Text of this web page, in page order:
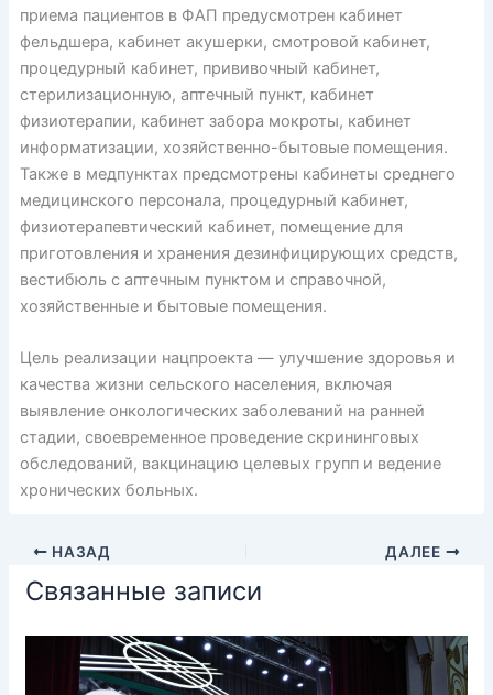
приема пациентов в ФАП предусмотрен кабинет
фельдшера, кабинет акушерки, смотровой кабинет,
процедурный кабинет, прививочный кабинет,
стерилизационную, аптечный пункт, кабинет
физиотерапии, кабинет забора мокроты, кабинет
информатизации, хозяйственно-бытовые помещения.
Также в медпунктах предсмотрены кабинеты среднего
медицинского персонала, процедурный кабинет,
физиотерапевтический кабинет, помещение для
приготовления и хранения дезинфицирующих средств,
вестибюль с аптечным пунктом и справочной,
хозяйственные и бытовые помещения.
Цель реализации нацпроекта — улучшение здоровья и
качества жизни сельского населения, включая
выявление онкологических заболеваний на ранней
стадии, своевременное проведение скрининговых
обследований, вакцинацию целевых групп и ведение
хронических больных.
НАЗАД ДАЛЕЕ
Связанные записи